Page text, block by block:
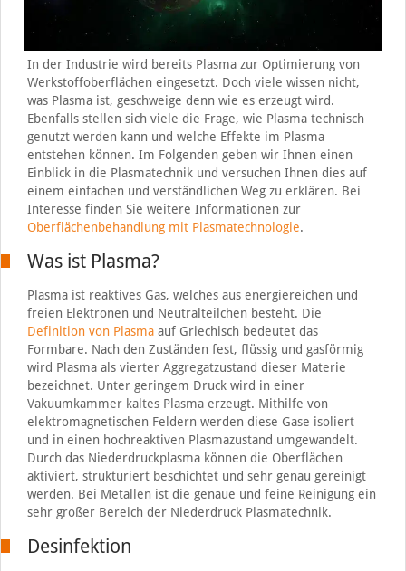
In der Industrie wird bereits Plasma zur Optimierung von
Werkstoffoberflächen eingesetzt. Doch viele wissen nicht,
was Plasma ist, geschweige denn wie es erzeugt wird.
Ebenfalls stellen sich viele die Frage, wie Plasma technisch
genutzt werden kann und welche Effekte im Plasma
entstehen können. Im Folgenden geben wir Ihnen einen
Einblick in die Plasmatechnik und versuchen Ihnen dies auf
einem einfachen und verständlichen Weg zu erklären. Bei
Interesse finden Sie weitere Informationen zur
Oberflächenbehandlung mit Plasmatechnologie.
Was ist Plasma?
Plasma ist reaktives Gas, welches aus energiereichen und
freien Elektronen und Neutralteilchen besteht. Die
Definition von Plasmaauf Griechisch bedeutet das
Formbare. Nach den Zuständen fest, flüssig und gasförmig
wird Plasma als vierter Aggregatzustand dieser Materie
bezeichnet. Unter geringem Druck wird in einer
Vakuumkammer kaltes Plasma erzeugt. Mithilfe von
elektromagnetischen Feldern werden diese Gase isoliert
und in einen hochreaktiven Plasmazustand umgewandelt.
Durch das Niederdruckplasma können die Oberflächen
aktiviert, strukturiert beschichtet und sehr genau gereinigt
werden. Bei Metallen ist die genaue und feine Reinigung ein
sehr großer Bereich der Niederdruck Plasmatechnik.
Desinfektion